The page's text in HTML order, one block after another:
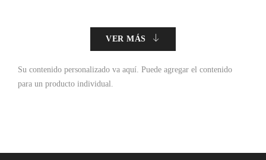
VER MÁS
Su contenido personalizado va aquí. Puede agregar el contenido
para un producto individual.